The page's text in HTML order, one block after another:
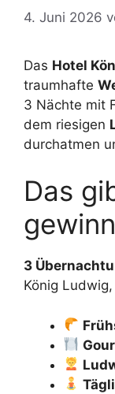
4. Juni 2026
Das Hotel
traumhafte
3 Nächte mit
dem riesigen
durchatmen
Das
3
König